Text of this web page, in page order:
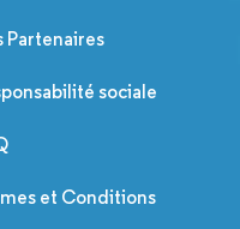
Partenaires
sociale
et Conditions